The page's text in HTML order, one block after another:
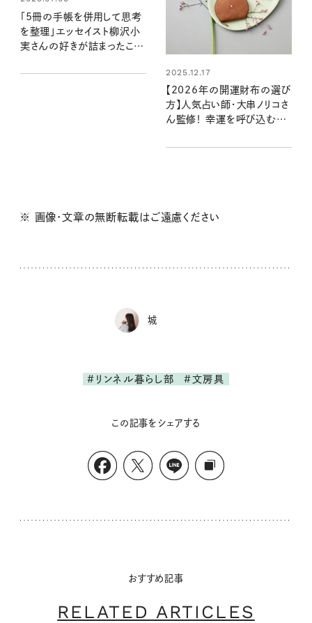
「5冊の手帳を併用して思考
を整理」エッセイスト柳沢小
実さんの好きが詰まったこだ
2025.12.17
【2026年の開運財布の選び
方】人気占い師・大串ノリコさ
ん監修！ 幸運を呼び込む注
き開運日は？
※ 画像・文章の無断転載はご遠慮ください
城
#リンネル暮らし部 #文房具
この記事をシェアする
おすすめ記事
RELATED ARTICLES